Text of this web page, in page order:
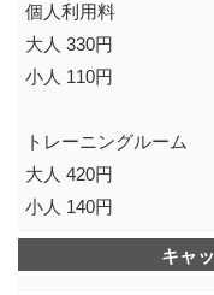
個人利用料
大人 330円
小人 110円
トレーニングルーム
大人 420円
小人 140円
キャ